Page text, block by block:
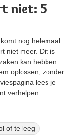
niet: 5
nog helemaal
niet meer. Dit is
kan hebben.
oplossen, zonder
lees je
verhelpen.
of te leeg